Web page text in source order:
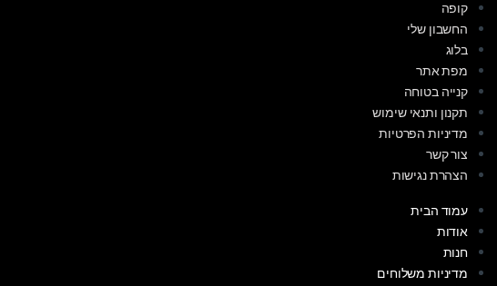
קופה
החשבון שלי
בלוג
מפת אתר
קנייה בטוחה
תקנון ותנאי שימוש
מדיניות הפרטיות
צור קשר
הצהרת נגישות
עמוד הבית
אודות
חנות
מדיניות משלוחים